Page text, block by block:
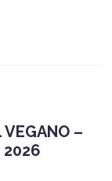
VEGANO –
2026